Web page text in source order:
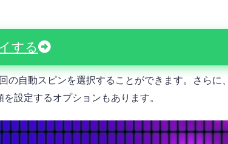
する
自動スピンを選択することができます。さらに
設定するオプションもあります。